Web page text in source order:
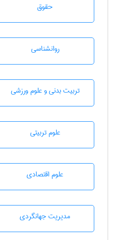
حقوق
روانشناسی
تربيت بدنی و علوم ورزشی
علوم تربيتی
علوم اقتصادی
مديريت جهانگردی